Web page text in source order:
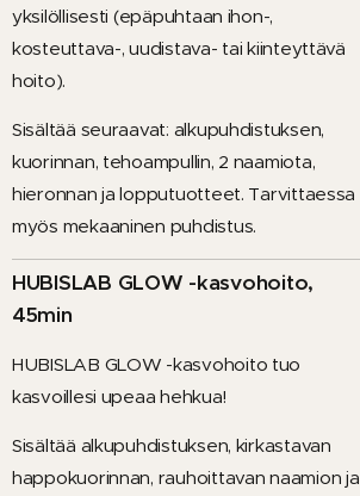
yksilöllisesti (epäpuhtaan ihon-,
kosteuttava-, uudistava- tai kiinteyttävä
hoito).
Sisältää seuraavat: alkupuhdistuksen,
kuorinnan, tehoampullin, 2 naamiota,
hieronnan ja lopputuotteet. Tarvittaessa
myös mekaaninen puhdistus.
HUBISLAB GLOW -kasvohoito,
45min
HUBISLAB GLOW -kasvohoito tuo
kasvoillesi upeaa hehkua!
Sisältää alkupuhdistuksen, kirkastavan
happokuorinnan, rauhoittavan naamion ja